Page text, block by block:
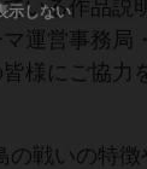
いる作品説
運営事務局
様にご協力
戦いの特徴
示しない